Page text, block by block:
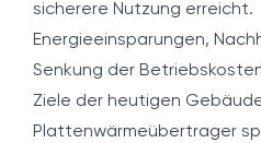
sicherere Nutzung erreicht.
Energieeinsparungen,
Senkung der
Ziele der heutigen
Plattenwärmeübertrager